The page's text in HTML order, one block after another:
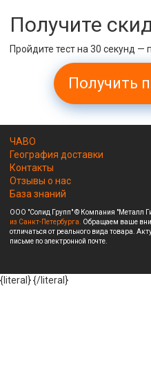
Получите
Пройдите тест на 30 секунд
Получить
ЧАВО
География доставки
Контакты
Отзывы о нас
База знаний
ООО "Солид Групп" © Компания "Металл
из Санкт-Петербурга. Обращаем ваше
отличаться от реального вида товара.
письме по электронной почте.
{literal}{/literal}